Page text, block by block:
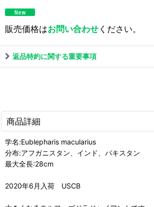
販売価格はお問い合わせください。
返品特約に関する重要事項
商品詳細
学名:Eublepharis macularius
分布:アフガニスタン、インド、パキスタン
最大全長:28cm
2020年6月入荷 USCB